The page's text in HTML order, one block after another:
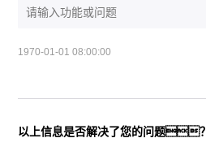
1970-01-01 08:00:00
以上信息是否解决了您的问题？